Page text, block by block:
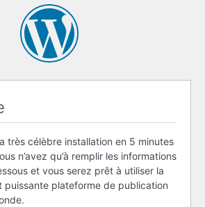
très célèbre installation en 5 minutes
n’avez qu’à remplir les informations
et vous serez prêt à utiliser la
puissante plateforme de publication